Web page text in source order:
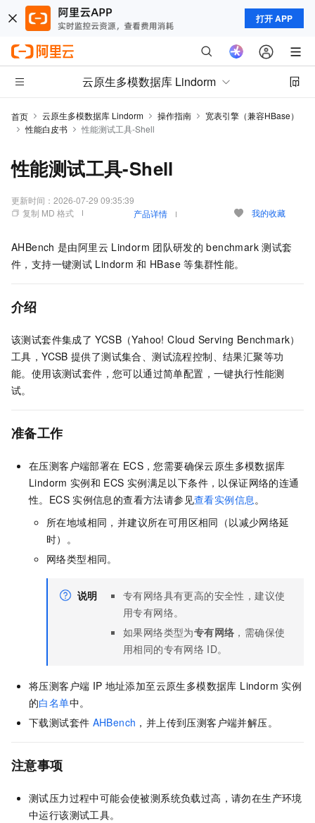
打开 APP
云原生多模数据库 Lindorm
首页 云原生多模数据库 Lindorm 操作指南
宽表引擎（兼容HBase）
性能白皮书
性能测试工具-Shell
性能测试工具-Shell
更新时间： 2026-07-29 09:35:39
复制 MD 格式
产品详情 我的收藏
AHBench 是由阿里云 Lindorm 团队研发的 benchmark 测试套
件，支持一键测试 Lindorm 和 HBase 等集群性能。
介绍
该测试套件集成了 YCSB（Yahoo! Cloud Serving Benchmark）
工具，YCSB 提供了测试集合、测试流程控制、结果汇聚等功
能。使用该测试套件，您可以通过简单配置，一键执行性能测
试。
准备工作
在压测客户端部署在 ECS，您需要确保云原生多模数据库
Lindorm 实例和 ECS 实例满足以下条件，以保证网络的连通
性。ECS 实例信息的查看方法请参见查看实例信息。
所在地域相同，并建议所在可用区相同（以减少网络延
时）。
网络类型相同。
说明
专有网络具有更高的安全性，建议使
用专有网络。
如果网络类型为专有网络 ，需确保使
用相同的专有网络 ID。
将压测客户端 IP 地址添加至云原生多模数据库 Lindorm 实例
的白名单中。
下载测试套件 AHBench ，并上传到压测客户端并解压。
注意事项
测试压力过程中可能会使被测系统负载过高，请勿在生产环境
中运行该测试工具。